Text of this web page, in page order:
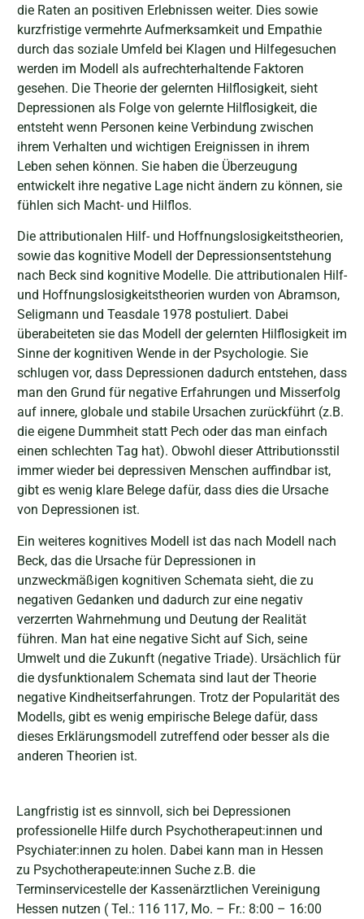
die Raten an positiven Erlebnissen weiter. Dies sowie
kurzfristige vermehrte Aufmerksamkeit und Empathie
durch das soziale Umfeld bei Klagen und Hilfegesuchen
werden im Modell als aufrechterhaltende Faktoren
gesehen. Die Theorie der gelernten Hilflosigkeit, sieht
Depressionen als Folge von gelernte Hilflosigkeit, die
entsteht wenn Personen keine Verbindung zwischen
ihrem Verhalten und wichtigen Ereignissen in ihrem
Leben sehen können. Sie haben die Überzeugung
entwickelt ihre negative Lage nicht ändern zu können, sie
fühlen sich Macht- und Hilflos.
Die attributionalen Hilf- und Hoffnungslosigkeitstheorien,
sowie das kognitive Modell der Depressionsentstehung
nach Beck sind kognitive Modelle. Die attributionalen Hilf-
und Hoffnungslosigkeitstheorien wurden von Abramson,
Seligmann und Teasdale 1978 postuliert. Dabei
überabeiteten sie das Modell der gelernten Hilflosigkeit im
Sinne der kognitiven Wende in der Psychologie. Sie
schlugen vor, dass Depressionen dadurch entstehen, dass
man den Grund für negative Erfahrungen und Misserfolg
auf innere, globale und stabile Ursachen zurückführt (z.B.
die eigene Dummheit statt Pech oder das man einfach
einen schlechten Tag hat). Obwohl dieser Attributionsstil
immer wieder bei depressiven Menschen auffindbar ist,
gibt es wenig klare Belege dafür, dass dies die Ursache
von Depressionen ist.
Ein weiteres kognitives Modell ist das nach Modell nach
Beck, das die Ursache für Depressionen in
unzweckmäßigen kognitiven Schemata sieht, die zu
negativen Gedanken und dadurch zur eine negativ
verzerrten Wahrnehmung und Deutung der Realität
führen. Man hat eine negative Sicht auf Sich, seine
Umwelt und die Zukunft (negative Triade). Ursächlich für
die dysfunktionalem Schemata sind laut der Theorie
negative Kindheitserfahrungen. Trotz der Popularität des
Modells, gibt es wenig empirische Belege dafür, dass
dieses Erklärungsmodell zutreffend oder besser als die
anderen Theorien ist.
Langfristig ist es sinnvoll, sich bei Depressionen
professionelle Hilfe durch Psychotherapeut:innen und
Psychiater:innen zu holen. Dabei kann man in Hessen
zu Psychotherapeute:innen Suche z.B. die
Terminservicestelle der Kassenärztlichen Vereinigung
Hessen nutzen ( Tel.: 116 117, Mo. – Fr.: 8:00 – 16:00